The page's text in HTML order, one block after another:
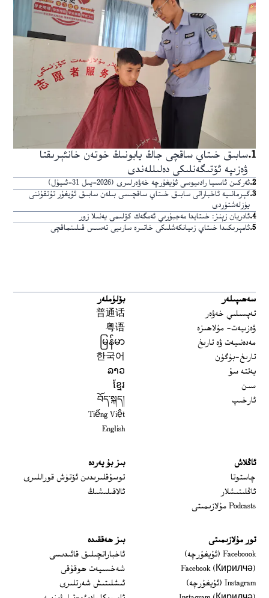
1
.سابىق خىتاي ساقچى جاڭ يابونىڭ خوتەن خانئېرىقتا
ۋەزىپە ئۆتىگەنلىكى دەلىللەندى
2
.ئەركىن ئاسىيا رادىيوسى ئۇيغۇرچە خەۋەرلىرى (2026-يىل 31-ئىيۇل)
3
.گېرمانىيە ئاخباراتى سابىق خىتاي ساقچىسى بىلەن سابىق ئۇيغۇر تۇتقۇننى
يۈزلەشتۈردى
4
.ئادريان زېنز: خىتايدا مەجبۇرىي ئەمگەك كۆلىمى يەنىلا زور
5
.ئامېرىكىدا خىتاي زىيانكەشلىكى خاتىرە سارىيى تەسىس قىلىنماقچى
سەھىپىلەر
تەپسىلىي خەۋەر
ۋەزىيەت- مۇلاھىزە
مەدەنىيەت ۋە تارىخ
تارىخ-بۈگۈن
يەتتە سۇ
سىن
ئارخىپ
بۆلۈملەر
普通话
粤语
မြန်မာ
한국어
ລາວ
ខ្មែរ
བོད་སྐད།
Tiếng Việt
English
ئاڭلاش
چاستوتا
ئاڭلىتىشلار
Podcasts مۇلازىمىتى
بىز بۇ يەردە
توسۇقلىرىدىن ئۆتۈش قوراللىرى
ئالاقىلىشىڭ
تور مۇلازىمىتى
Faceboook (ئۇيغۇرچە)
Opens in new window
Facebook (Кирилчә)
Opens in new window
Instagram (ئۇيغۇرچە)
Opens in new window
بىز ھەققىدە
ئاخباراتچىلىق قائىدىسى
شەخسىيەت ھوقۇقى
ئىشلىتىش شەرتلىرى